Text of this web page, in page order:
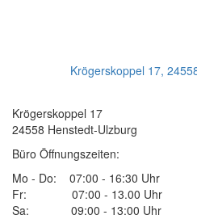
Krögerskoppel 17,
Krögerskoppel 17
24558 Henstedt-Ulzburg
Büro Öffnungszeiten:
Mo - Do: 07:00 - 16:30 Uhr
Fr: 07:00 - 13.00 Uhr
Sa: 09:00 - 13:00 Uhr